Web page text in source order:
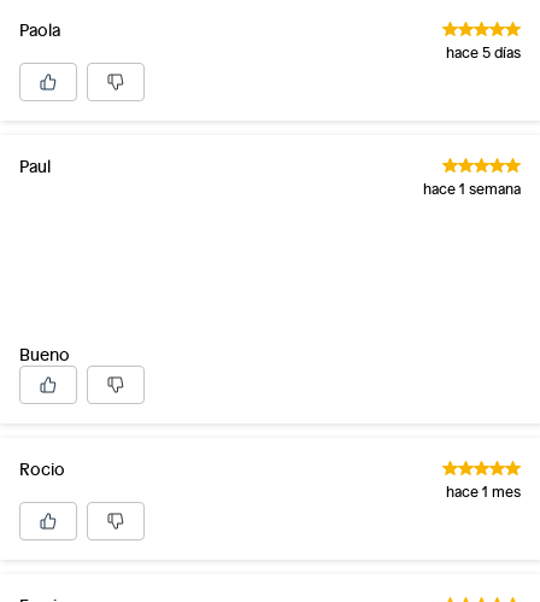
Paola
hace 5 días
Paul
hace 1 semana
Bueno
Rocio
hace 1 mes